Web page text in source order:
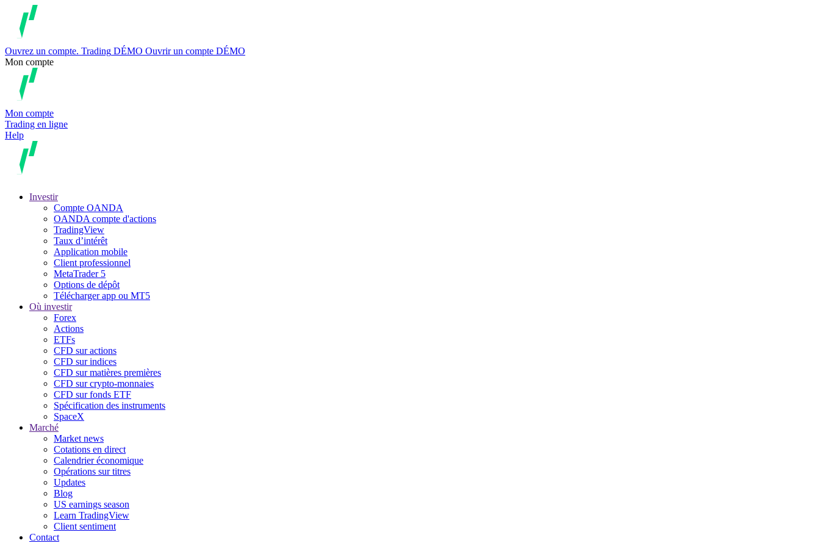
Ouvrez un compte. Trading DÉMO Ouvrir un compte DÉMO
Mon compte
Mon compte
Trading en ligne
Help
Investir
Compte OANDA
OANDA compte d'actions
TradingView
Taux d’intérêt
Application mobile
Client professionnel
MetaTrader 5
Options de dépôt
Télécharger app ou MT5
Où investir
Forex
Actions
ETFs
CFD sur actions
CFD sur indices
CFD sur matières premières
CFD sur crypto-monnaies
CFD sur fonds ETF
Spécification des instruments
SpaceX
Marché
Market news
Cotations en direct
Calendrier économique
Opérations sur titres
Updates
Blog
US earnings season
Learn TradingView
Client sentiment
Contact